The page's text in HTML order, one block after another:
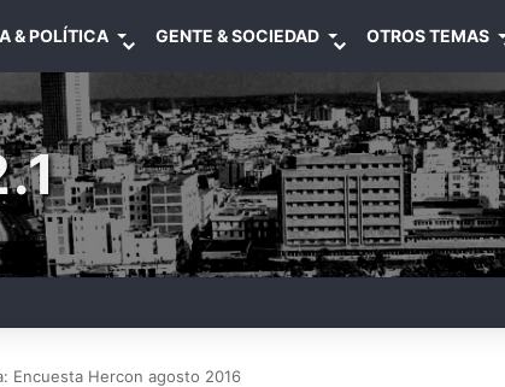
& POLÍTICA GENTE & SOCIEDAD OTROS TEMAS
Encuesta Hercon agosto 2016